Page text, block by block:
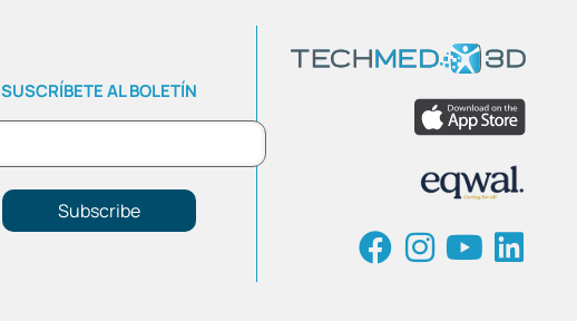
SUSCRÍBETE AL BOLETÍN
Subscribe